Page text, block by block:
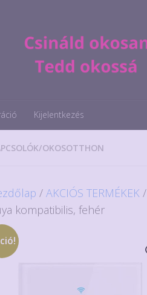
Kijelentkezés
/OKOSOTTHON
/ AKCIÓS TERMÉKEK /
kompatibilis, fehér